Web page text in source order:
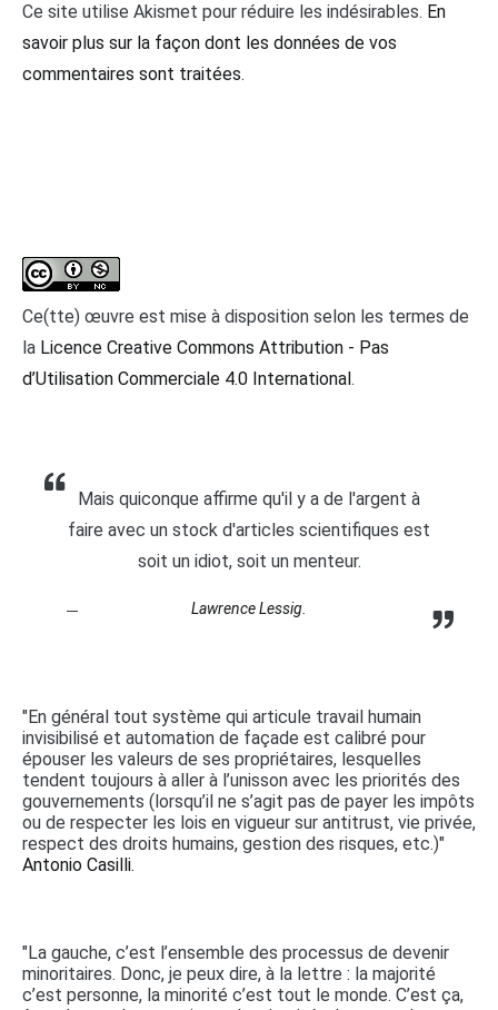
Ce site utilise Akismet pour réduire les indésirables. En
savoir plus sur la façon dont les données de vos
commentaires sont traitées.
Ce(tte) œuvre est mise à disposition selon les termes de
la Licence Creative Commons Attribution - Pas
d’Utilisation Commerciale 4.0 International .
Mais quiconque affirme qu'il y a de l'argent à
faire avec un stock d'articles scientifiques est
soit un idiot, soit un menteur.
Lawrence Lessig.
"En général tout système qui articule travail humain
invisibilisé et automation de façade est calibré pour
épouser les valeurs de ses propriétaires, lesquelles
tendent toujours à aller à l’unisson avec les priorités des
gouvernements (lorsqu’il ne s’agit pas de payer les impôts
ou de respecter les lois en vigueur sur antitrust, vie privée,
respect des droits humains, gestion des risques, etc.)"
Antonio Casilli.
"La gauche, c’est l’ensemble des processus de devenir
minoritaires. Donc, je peux dire, à la lettre : la majorité
c’est personne, la minorité c’est tout le monde. C’est ça,